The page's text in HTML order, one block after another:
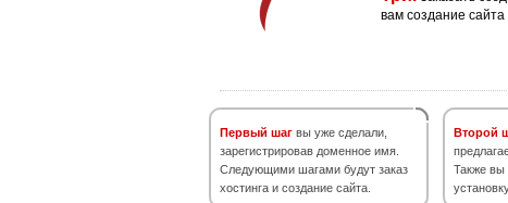
вам создание
Первый шаг вы уже сделали,
зарегистрировав доменное имя.
Следующими шагами будут заказ
хостинга и создание сайта.
Второй
Также вы